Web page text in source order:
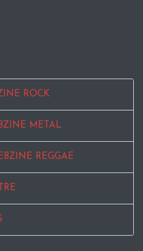
ROCK
METAL
REGGAE